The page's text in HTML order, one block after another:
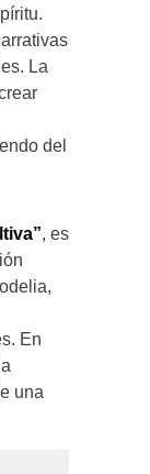
La
del
, es
En
una